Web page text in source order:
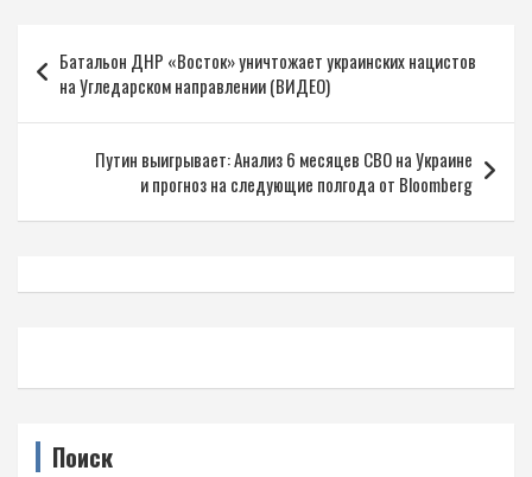
по
записям
Батальон ДНР «Восток» уничтожает украинских нацистов
на Угледарском направлении (ВИДЕО)
Путин выигрывает: Анализ 6 месяцев СВО на Украине
и прогноз на следующие полгода от Bloomberg
Поиск